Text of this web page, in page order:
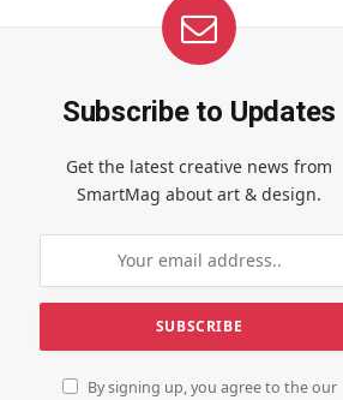
Subscribe to Updates
Get the latest creative news from
SmartMag about art & design.
By signing up, you agree to the our